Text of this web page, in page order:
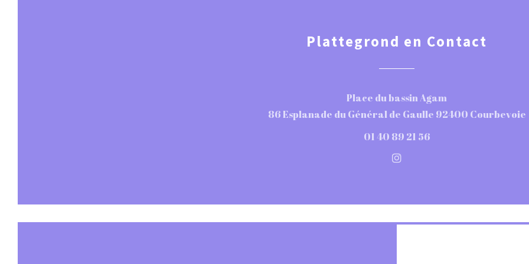
Plattegrond en Contact
Place du bassin Agam
86 Esplanade du Général de Gaulle 92400 Courbevoie
01 40 89 21 56
Instagram ((opent in een